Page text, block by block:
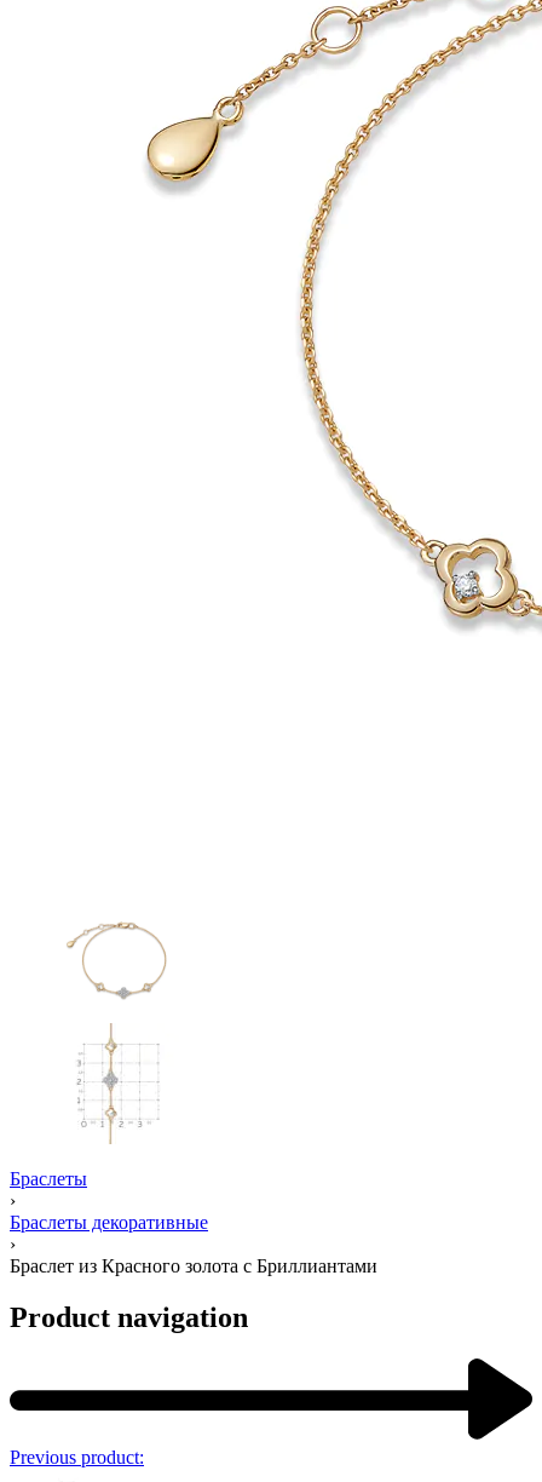
Браслеты
›
Браслеты декоративные
›
Браслет из Красного золота с Бриллиантами
Product navigation
Previous product: